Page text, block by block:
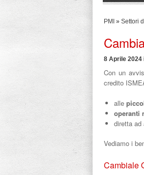
PMI » Settori
8 Aprile 2024
Con un
credito
alle
operanti
diretta ad
Vediamo i
Cambiale